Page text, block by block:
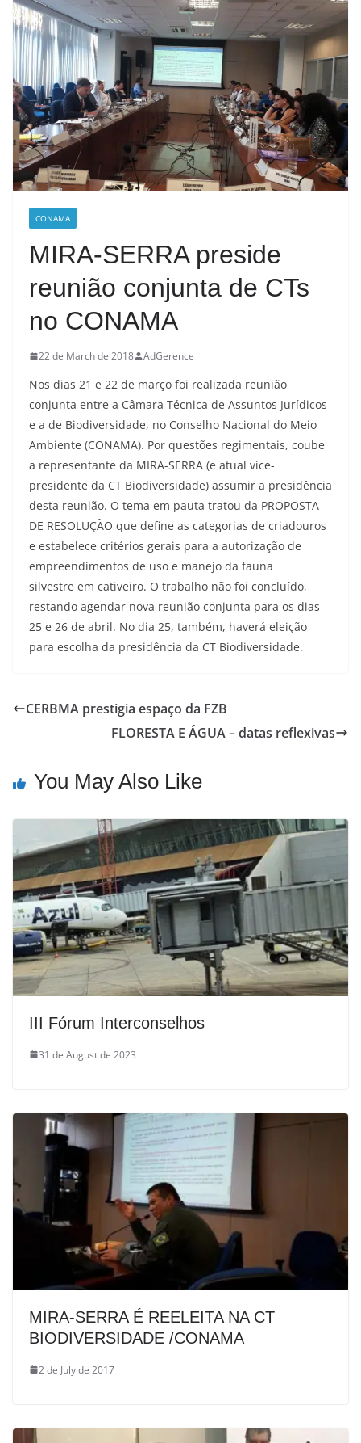
CONAMA
MIRA-SERRA preside
reunião conjunta de CTs
no CONAMA
22 de March de 2018 AdGerence
Nos dias 21 e 22 de março foi realizada reunião
conjunta entre a Câmara Técnica de Assuntos Jurídicos
e a de Biodiversidade, no Conselho Nacional do Meio
Ambiente (CONAMA). Por questões regimentais, coube
a representante da MIRA-SERRA (e atual vice-
presidente da CT Biodiversidade) assumir a presidência
desta reunião. O tema em pauta tratou da PROPOSTA
DE RESOLUÇÃO que define as categorias de criadouros
e estabelece critérios gerais para a autorização de
empreendimentos de uso e manejo da fauna
silvestre em cativeiro. O trabalho não foi concluído,
restando agendar nova reunião conjunta para os dias
25 e 26 de abril. No dia 25, também, haverá eleição
para escolha da presidência da CT Biodiversidade.
CERBMA prestigia espaço da FZB
FLORESTA E ÁGUA – datas reflexivas
You May Also Like
III Fórum Interconselhos
31 de August de 2023
MIRA-SERRA É REELEITA NA CT
BIODIVERSIDADE /CONAMA
2 de July de 2017